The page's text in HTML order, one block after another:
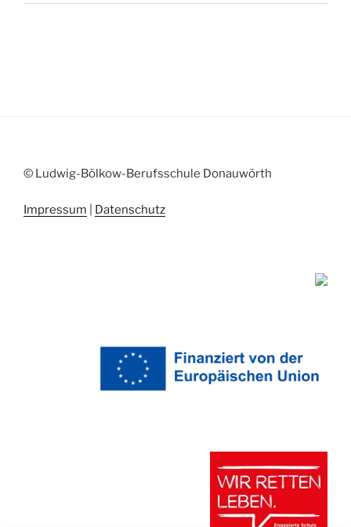
© Ludwig-Bölkow-Berufsschule Donauwörth
Impressum Datenschutz